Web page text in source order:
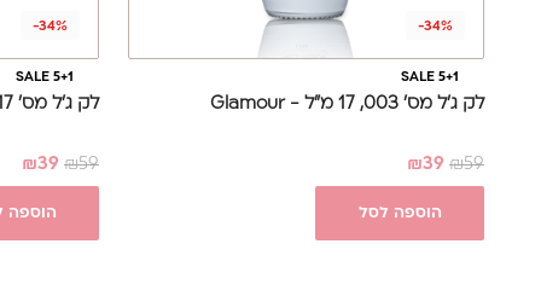
-34%
SALE 5+1
לק ג'ל מס' 003, 17 מ"ל - Glamour
₪59
₪39
הוספה לסל
-34%
SALE 5+1
לק ג'ל מס' 017, 17 מ"ל - Glamour
₪59
₪39
הוספה